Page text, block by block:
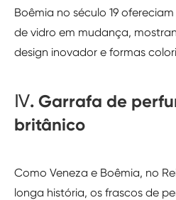
Boêmia no século 19
de vidro em mudança,
design inovador e formas
Ⅳ. Garrafa de
britânico
Como Veneza e Boêmia, no
longa história, os frascos de